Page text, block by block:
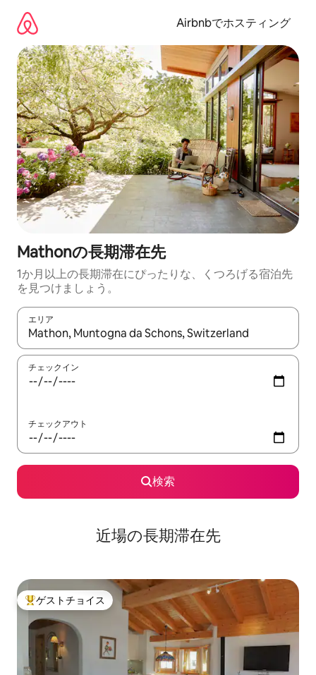
Airbnbでホスティング
Mathonの長期滞在先
1か月以上の長期滞在にぴったりな、くつろげる宿泊先
を見つけましょう。
エリア
検索結果が表示されたら、上下の矢印キーを使って移動するか
チェックイン
チェックアウト
検索
近場の長期滞在先
大好評のゲストチョイスです。
ゲストチョイス